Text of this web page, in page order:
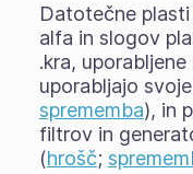
Datotečne
alfa in slogov
.kra,
uporabljajo
sprememba), in
filtrov in
(hrošč;